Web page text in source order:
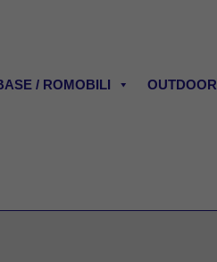
/ ROMOBILI OUTDOOR